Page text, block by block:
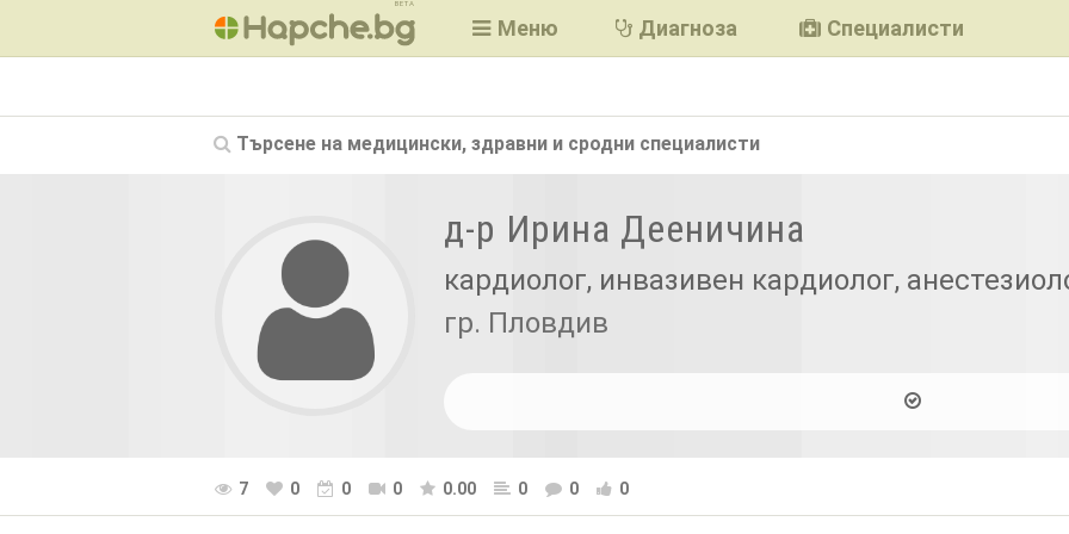
BETA
Меню Диагноза Специалисти
Търсене на медицински, здравни и сродни специалисти
д-р Ирина Дееничина
кардиолог, инвазивен кардиолог,
гр. Пловдив
7 0 0 0 0.00 0 0 0